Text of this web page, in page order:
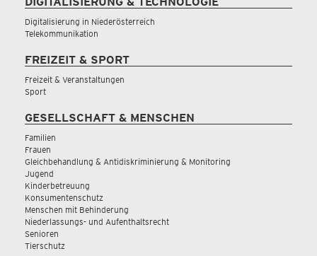
Digitalisierung in Niederösterreich
Telekommunikation
FREIZEIT & SPORT
Freizeit & Veranstaltungen
Sport
GESELLSCHAFT & MENSCHEN
Familien
Frauen
Gleichbehandlung & Antidiskriminierung & Monitoring
Jugend
Kinderbetreuung
Konsumentenschutz
Menschen mit Behinderung
Niederlassungs- und Aufenthaltsrecht
Senioren
Tierschutz